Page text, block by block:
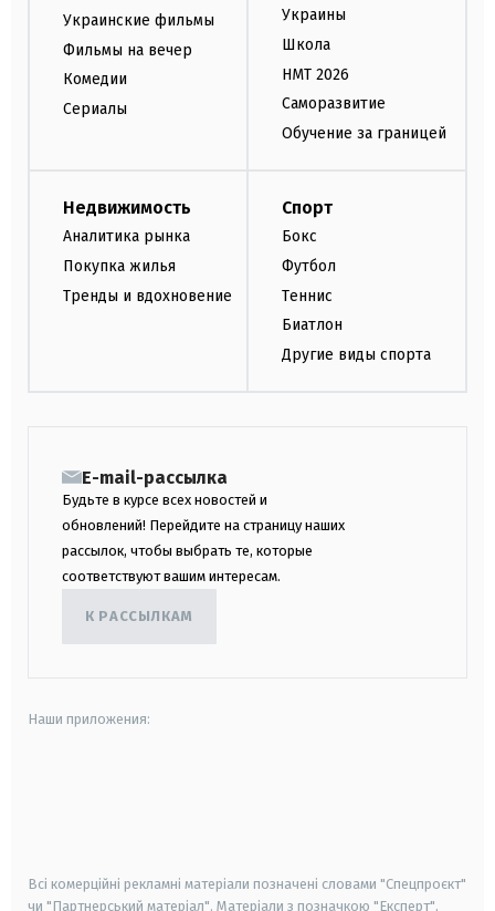
Украинские фильмы
Фильмы на вечер
Комедии
Сериалы
Украины
Школа
НМТ 2026
Саморазвитие
Обучение за границей
Недвижимость
Аналитика рынка
Покупка жилья
Тренды и вдохновение
Спорт
Бокс
Футбол
Теннис
Биатлон
Другие виды спорта
E-mail-рассылка
Будьте в курсе всех новостей и
обновлений! Перейдите на страницу наших
рассылок, чтобы выбрать те, которые
соответствуют вашим интересам.
К РАССЫЛКАМ
Наши приложения:
Всі комерційні рекламні матеріали позначені словами "Спецпроєкт"
чи "Партнерський матеріал". Матеріали з позначкою "Експерт",